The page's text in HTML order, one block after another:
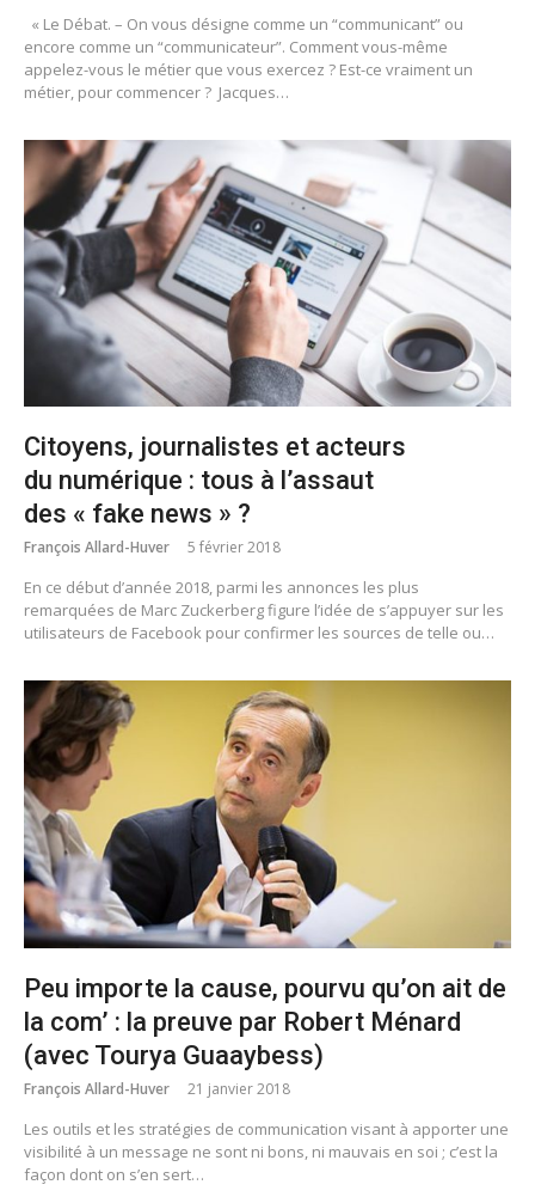
« Le Débat. – On vous désigne comme un “communicant” ou
encore comme un “communicateur”. Comment vous-même
appelez-vous le métier que vous exercez ? Est-ce vraiment un
métier, pour commencer ? Jacques…
Citoyens, journalistes et acteurs
du numérique : tous à l’assaut
des « fake news » ?
François Allard-Huver 5 février 2018
En ce début d’année 2018, parmi les annonces les plus
remarquées de Marc Zuckerberg figure l’idée de s’appuyer sur les
utilisateurs de Facebook pour confirmer les sources de telle ou…
Peu importe la cause, pourvu qu’on ait de
la com’ : la preuve par Robert Ménard
(avec Tourya Guaaybess)
François Allard-Huver 21 janvier 2018
Les outils et les stratégies de communication visant à apporter une
visibilité à un message ne sont ni bons, ni mauvais en soi ; c’est la
façon dont on s’en sert…